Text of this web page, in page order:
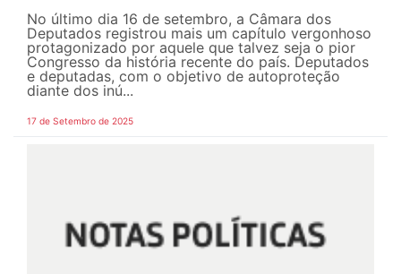
No último dia 16 de setembro, a Câmara dos
Deputados registrou mais um capítulo vergonhoso
protagonizado por aquele que talvez seja o pior
Congresso da história recente do país. Deputados
e deputadas, com o objetivo de autoproteção
diante dos inú...
17 de Setembro de 2025